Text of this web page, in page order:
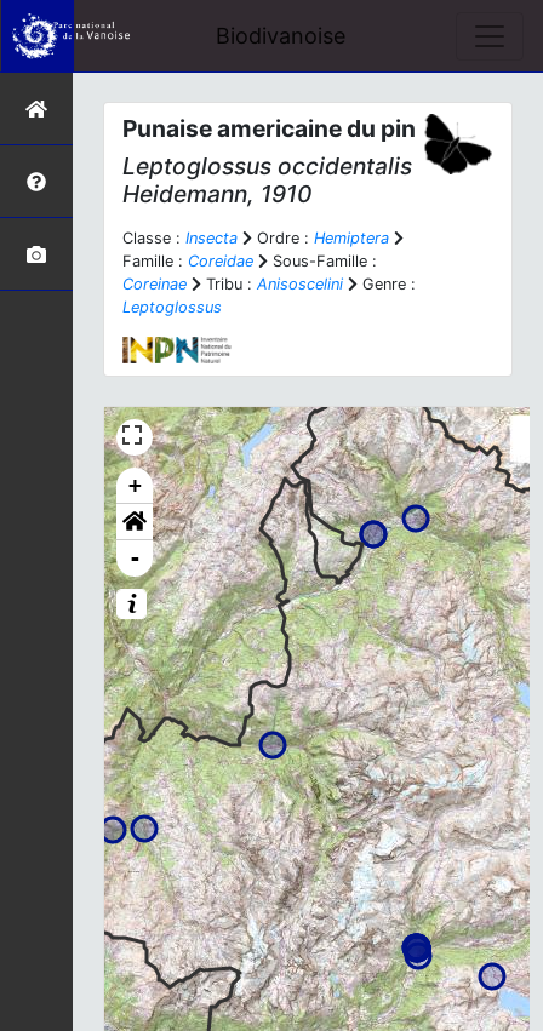
Biodivanoise
Punaise americaine du pin
Leptoglossus occidentalis
Heidemann, 1910
Classe : Insecta Ordre : Hemiptera
Famille : Coreidae
Sous-Famille :
Coreinae
Tribu : Anisoscelini
Genre :
Leptoglossus
+
-